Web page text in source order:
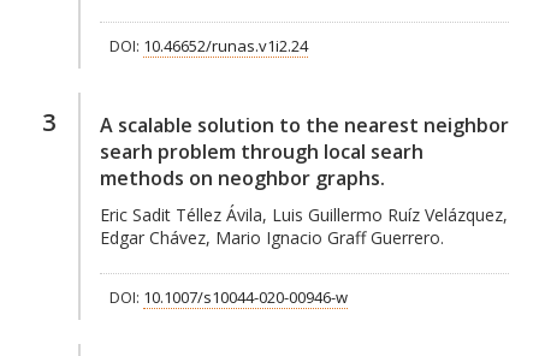
DOI: 10.46652/runas.v1i2.24
3
A scalable solution to the nearest neighbor
searh problem through local searh
methods on neoghbor graphs.
Eric Sadit Téllez Ávila, Luis Guillermo Ruíz Velázquez,
Edgar Chávez, Mario Ignacio Graff Guerrero.
DOI: 10.1007/s10044-020-00946-w